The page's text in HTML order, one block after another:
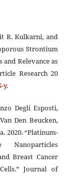
R. Kulkarni, and
Strontium
Relevance as
Research 20
y.
Degli Esposti,
Den Beucken,
2020. “Platinum-
Nanoparticles
Breast Cancer
Journal of